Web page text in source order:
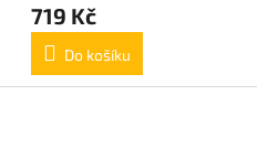
719 Kč
Do košíku